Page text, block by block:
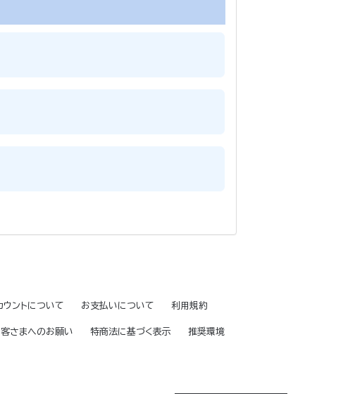
ウントについて お支払いについて 利用規約
さまへのお願い 特商法に基づく表示 推奨環境